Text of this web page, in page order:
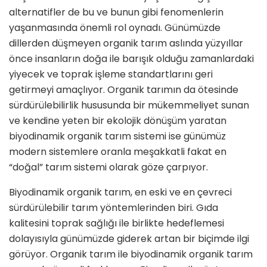
alternatifler de bu ve bunun gibi fenomenlerin
yaşanmasında önemli rol oynadı. Günümüzde
dillerden düşmeyen organik tarım aslında yüzyıllar
önce insanların doğa ile barışık olduğu zamanlardaki
yiyecek ve toprak işleme standartlarını geri
getirmeyi amaçlıyor. Organik tarımın da ötesinde
sürdürülebilirlik hususunda bir mükemmeliyet sunan
ve kendine yeten bir ekolojik dönüşüm yaratan
biyodinamik organik tarım sistemi ise günümüz
modern sistemlere oranla meşakkatli fakat en
“doğal” tarım sistemi olarak göze çarpıyor.
Biyodinamik organik tarım, en eski ve en çevreci
sürdürülebilir tarım yöntemlerinden biri. Gıda
kalitesini toprak sağlığı ile birlikte hedeflemesi
dolayısıyla günümüzde giderek artan bir biçimde ilgi
görüyor. Organik tarım ile biyodinamik organik tarım